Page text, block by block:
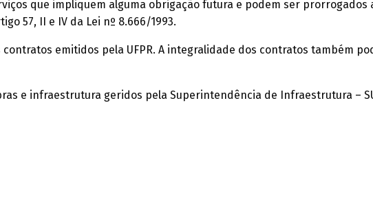
que impliquem alguma obrigação futura e podem ser
57, II e IV da Lei nº 8.666/1993.
contratos emitidos pela UFPR. A integralidade dos contratos também
e infraestrutura geridos pela Superintendência de Infraestrutura –